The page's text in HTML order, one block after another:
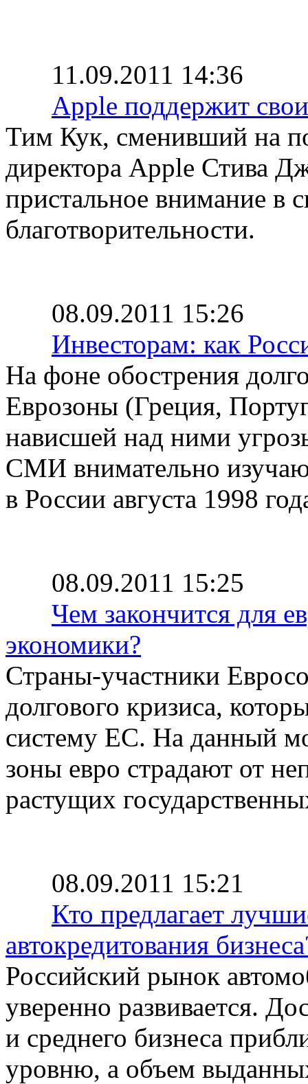
11.09.2011 14:36
Apple поддержит
Тим Кук, сменивший на
директора Apple Стива
пристальное внимание в
благотворительности.
08.09.2011 15:26
Инвесторам: как
На фоне обострения
Еврозоны (Греция,
нависшей над ними
СМИ внимательно
в России августа 1998
08.09.2011 15:25
Чем закончится для
экономики?
Страны-участники
долгового кризиса,
систему ЕС. На данный
зоны евро страдают от
растущих
08.09.2011 15:21
Кто предлагает
автокредитования
Российский рынок
уверенно развивается.
и среднего бизнеса
уровню, а объем